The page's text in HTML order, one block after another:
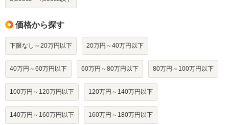
価格から探す
下限なし～20万円以下 20万円～40万円以下
40万円～60万円以下 60万円～80万円以下 80万円～100万円以下
100万円～120万円以下 120万円～140万円以下
140万円～160万円以下 160万円～180万円以下